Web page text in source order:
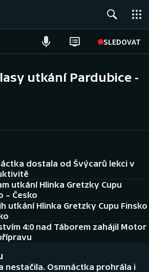
SLEDOVAT
utkání Pardubice -
dostala od Švýcarů lekci v
utkání Hlinka Gretzky Cupu
– Česko
utkání Hlinka Gretzky Cupu Finsko
4:0 nad Táborem zahájil Motor
nestačila. Osmnáctka prohrála i